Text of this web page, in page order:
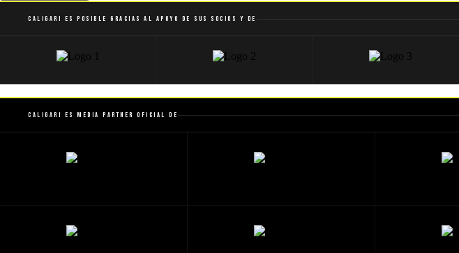
Caligari es posible gracias al apoyo de sus socios y de
Caligari es Media Partner Oficial de